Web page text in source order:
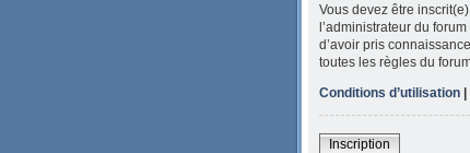
Vous devez être
l’administrateur du
d’avoir pris
toutes les règles du
Conditions d’utilisation |
Inscription